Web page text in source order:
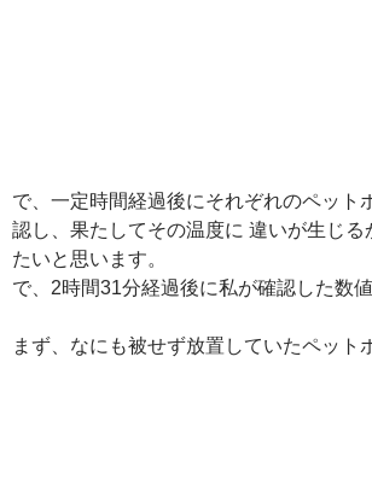
で、一定時間経過後にそれぞれのペット
認し、果たしてその温度に 違いが生じる
たいと思います。
で、2時間31分経過後に私が確認した数値
まず、なにも被せず放置していたペット